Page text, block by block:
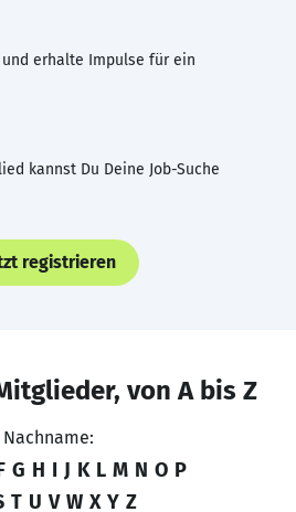
erhalte Impulse für ein
kannst Du Deine Job-Suche
registrieren
von A bis Z
Nachname:
G H I J K L M N O P
T U V W X Y Z